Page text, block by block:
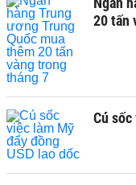
20 tấn
Cú